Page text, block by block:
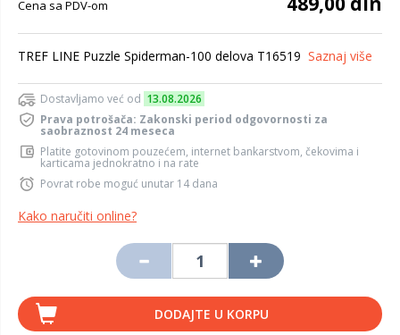
Cena sa PDV-om
TREF LINE Puzzle Spiderman-100 delova T16519 Saznaj više
Dostavljamo već od 13.08.2026
Prava potrošača: Zakonski period odgovornosti za
saobraznost 24 meseca
Platite gotovinom pouzećem, internet bankarstvom, čekovima i
karticama jednokratno i na rate
Povrat robe moguć unutar 14 dana
Kako naručiti online?
DODAJTE U KORPU